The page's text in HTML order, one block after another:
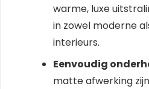
warme, luxe
in zowel moderne
interieurs.
Eenvoudig
matte afwerking